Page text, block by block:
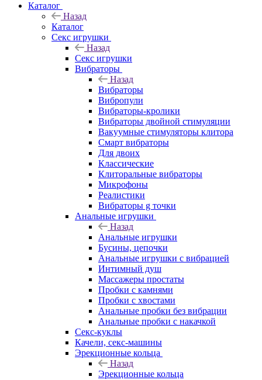
Каталог
Назад
Каталог
Секс игрушки
Назад
Секс игрушки
Вибраторы
Назад
Вибраторы
Вибропули
Вибраторы-кролики
Вибраторы двойной стимуляции
Вакуумные стимуляторы клитора
Смарт вибраторы
Для двоих
Классические
Клиторальные вибраторы
Микрофоны
Реалистики
Вибраторы g точки
Анальные игрушки
Назад
Анальные игрушки
Бусины, цепочки
Анальные игрушки с вибрацией
Интимный душ
Массажеры простаты
Пробки с камнями
Пробки с хвостами
Анальные пробки без вибрации
Анальные пробки с накачкой
Секс-куклы
Качели, секс-машины
Эрекционные кольца
Назад
Эрекционные кольца